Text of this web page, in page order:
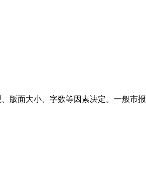
版面大小、字数等因素决定。一般市